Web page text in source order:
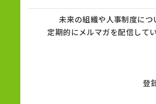
未来の組織や人事制度につ
定期的にメルマガを配信してい
登